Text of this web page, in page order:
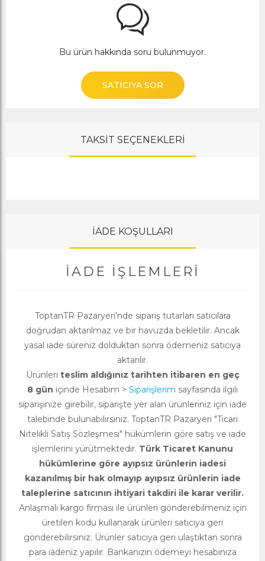
Bu ürün hakkında soru bulunmuyor.
SATICIYA SOR
TAKSİT SEÇENEKLERİ
İADE KOŞULLARI
İADE İŞLEMLERI
ToptanTR Pazaryeri’nde sipariş tutarları satıcılara
doğrudan aktarılmaz ve bir havuzda bekletilir. Ancak
yasal iade süreniz dolduktan sonra ödemeniz satıcıya
aktarılır.
Ürünleri teslim aldığınız tarihten itibaren en geç
8 gün içinde Hesabım > Siparişlerim sayfasında ilgili
siparişinize girebilir, siparişte yer alan ürünleriniz için iade
talebinde bulunabilirsiniz. ToptanTR Pazaryeri "Ticari
Nitelikli Satış Sözleşmesi" hükümlerin göre satış ve iade
işlemlerini yürütmektedir. Türk Ticaret Kanunu
hükümlerine göre ayıpsız ürünlerin iadesi
kazanılmış bir hak olmayıp ayıpsız ürünlerin iade
taleplerine satıcının ihtiyari takdiri ile karar verilir.
Anlaşmalı kargo firması ile ürünleri gönderebilmeniz için
üretilen kodu kullanarak ürünleri satıcıya geri
gönderebilirsiniz. Ürünler satıcıya geri ulaştıktan sonra
para iadeniz yapılır. Bankanızın ödemeyi hesabınıza